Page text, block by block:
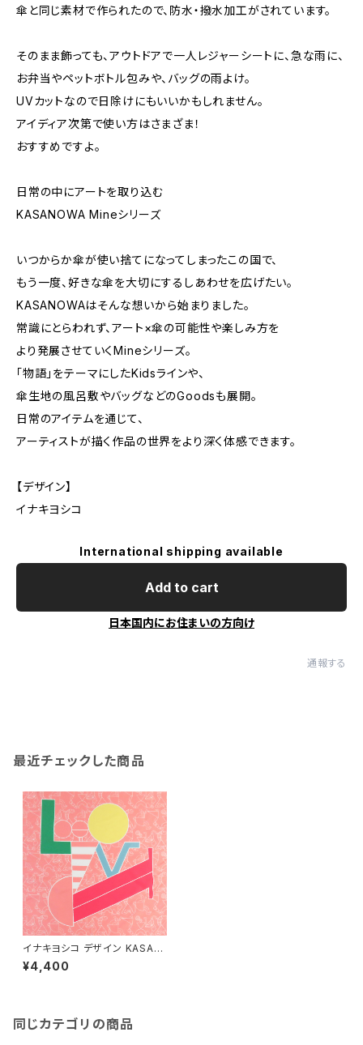
傘と同じ素材で作られたので、防水・撥水加工がされています。
そのまま飾っても、アウトドアで一人レジャーシートに、急な雨に、
お弁当やペットボトル包みや、バッグの雨よけ。
UVカットなので日除けにもいいかもしれません。
アイディア次第で使い方はさまざま！
おすすめですよ。
日常の中にアートを取り込む
KASANOWA Mineシリーズ
いつからか傘が使い捨てになってしまったこの国で、
もう一度、好きな傘を大切にするしあわせを広げたい。
KASANOWAはそんな想いから始まりました。
常識にとらわれず、アート×傘の可能性や楽しみ方を
より発展させていくMineシリーズ。
「物語」をテーマにしたKidsラインや、
傘生地の風呂敷やバッグなどのGoodsも展開。
日常のアイテムを通じて、
アーティストが描く作品の世界をより深く体感できます。
【デザイン】
イナキヨシコ
International shipping available
Add to cart
日本国内にお住まいの方向け
通報する
最近チェックした商品
イナキヨシコ デザイン KASAN
OWA-Mine- 風呂敷48cm×4
8cm「love」
¥4,400
同じカテゴリの商品